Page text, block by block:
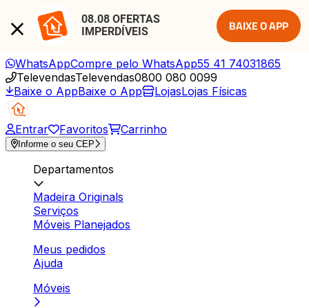
08.08 OFERTAS
IMPERDÍVEIS
BAIXE O APP
WhatsAppCompre pelo WhatsApp55 41 74031865
TelevendasTelevendas0800 080 0099
Baixe o AppBaixe o App LojasLojas Físicas
Entrar Favoritos Carrinho
Informe o seu CEP
Departamentos
Madeira Originals
Serviços
Móveis Planejados
Meus pedidos
Ajuda
Móveis